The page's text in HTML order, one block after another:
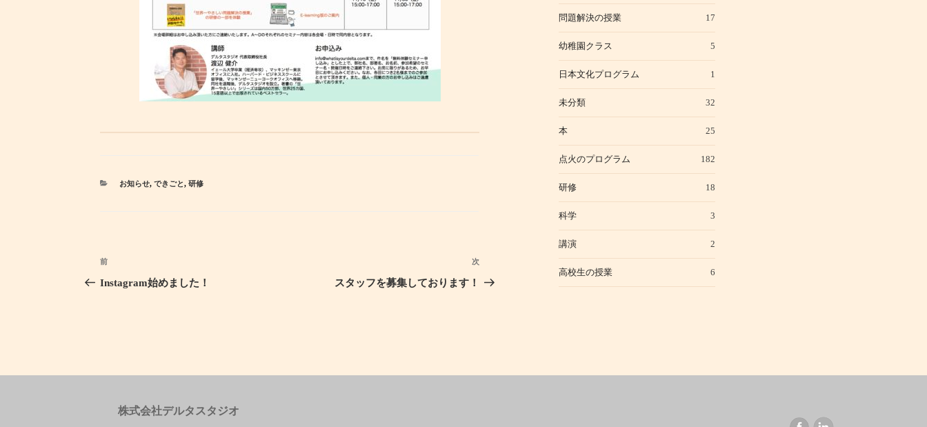
カ
お知らせ, できごと, 研修
投
ョ
過
去
前
Instagram始めました！
次
の
次
スタッフを募集しております！
問題解決の授業 17
幼稚園クラス 5
日本文化プログラム 1
未分類 32
本 25
点火のプログラム 182
研修 18
科学 3
講演 2
高校生の授業 6
株式会社デルタスタジオ